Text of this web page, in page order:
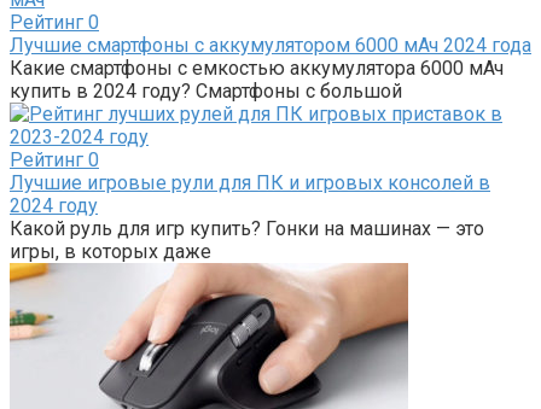
Рейтинг 0
Лучшие смартфоны с аккумулятором 6000 мАч 2024 года
Какие смартфоны с емкостью аккумулятора 6000 мАч
купить в 2024 году? Смартфоны с большой
Рейтинг 0
Лучшие игровые рули для ПК и игровых консолей в
2024 году
Какой руль для игр купить? Гонки на машинах — это
игры, в которых даже